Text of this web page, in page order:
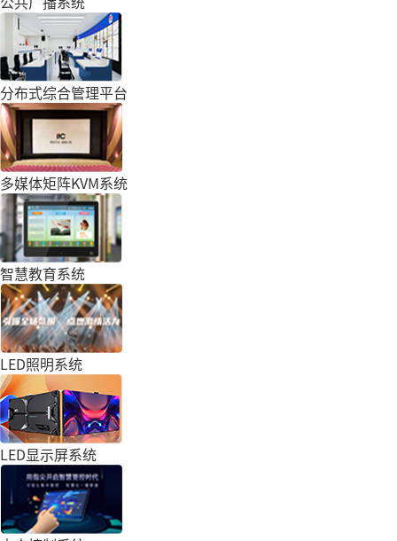
分布式综合管理平台
多媒体矩阵KVM系统
智慧教育系统
LED照明系统
LED显示屏系统